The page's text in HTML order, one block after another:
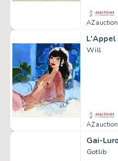
AZ
L'Appel
Will
AZ
Gotlib